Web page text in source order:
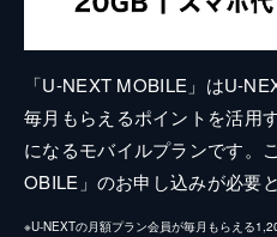
「U-NEXT MOBILE」はU-
毎月もらえるポイントを活用
になるモバイルプランです。
OBILE」のお申し込みが必要
※U-NEXTの月額プラン会員が毎月もらえる